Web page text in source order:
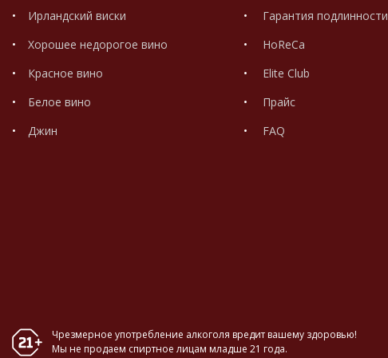
Ирландский виски
Хорошее недорогое вино
Красное вино
Белое вино
Джин
Гарантия подлинности
HoReCa
Elite Club
Прайс
FAQ
Чрезмерное употребление алкоголя вредит вашему здоровью!
Мы не продаем спиртное лицам младше 21 года.